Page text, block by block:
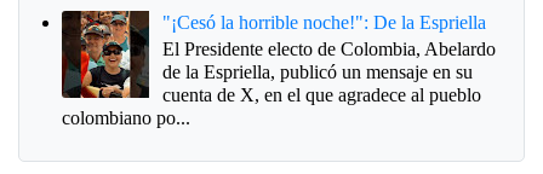
"¡Cesó la horrible noche!": De la Espriella
El Presidente electo de Colombia, Abelardo
de la Espriella, publicó un mensaje en su
cuenta de X, en el que agradece al pueblo
colombiano po...